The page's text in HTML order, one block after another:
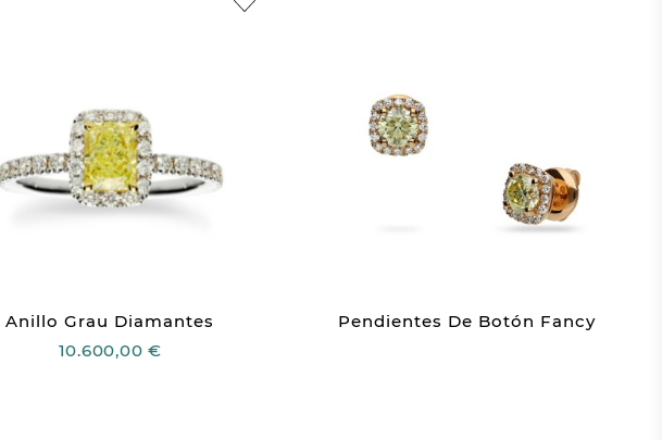
Anillo Grau Diamantes
10.600,00 €
Pendientes De Botón Fancy